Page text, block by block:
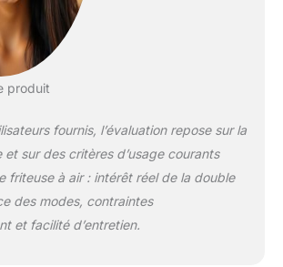
Cuisinez 2 aliments
de 2 façons, prêts au
moins de matières
des frites coupées à
la main et à la
friteuse) CAPACITÉ
EXTRA-LARGE:
produit
fournis, l’évaluation repose sur la
et sur des critères d’usage courants
friteuse à air : intérêt réel de la double
des modes, contraintes
et facilité d’entretien.